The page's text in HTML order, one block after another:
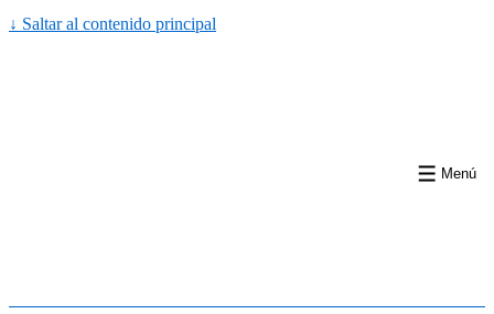
↓ Saltar al contenido principal
Menú